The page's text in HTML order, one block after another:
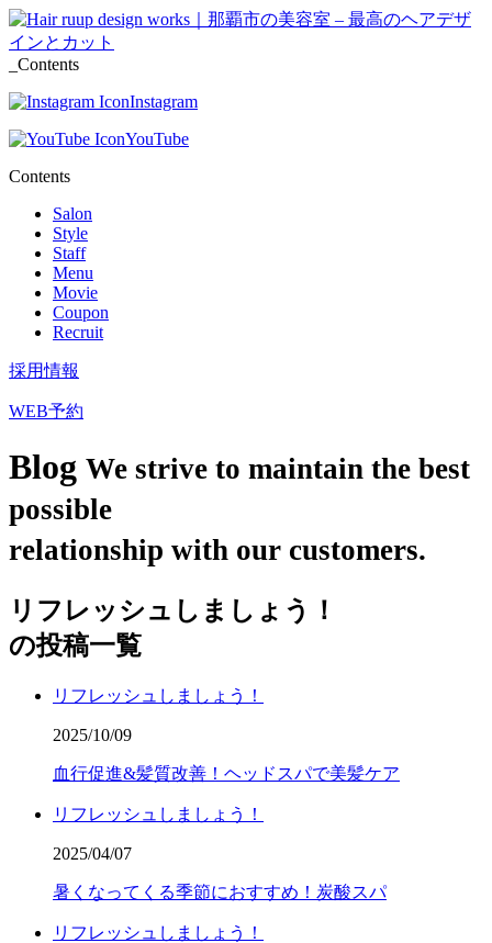
_Contents
Instagram
YouTube
Contents
Salon
Style
Staff
Menu
Movie
Coupon
Recruit
採用情報
WEB予約
Blog We strive to maintain the best
possible
relationship with our customers.
リフレッシュしましょう！
の投稿一覧
リフレッシュしましょう！
2025/10/09
血行促進&髪質改善！ヘッドスパで美髪ケア
リフレッシュしましょう！
2025/04/07
暑くなってくる季節におすすめ！炭酸スパ
リフレッシュしましょう！